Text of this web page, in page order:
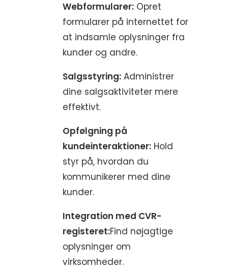
Webformularer: Opret
formularer på internettet for
at indsamle oplysninger fra
kunder og andre.
Salgsstyring: Administrer
dine salgsaktiviteter mere
effektivt.
Opfølgning på
kundeinteraktioner: Hold
styr på, hvordan du
kommunikerer med dine
kunder.
Integration med CVR-
registeret:Find nøjagtige
oplysninger om
virksomheder.